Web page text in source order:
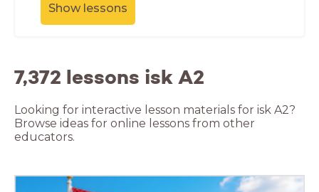
Show lessons
7,372 lessons isk A2
Looking for interactive lesson materials for isk A2?
Browse ideas for online lessons from other
educators.